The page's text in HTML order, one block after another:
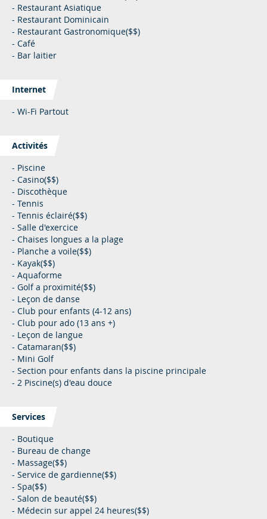
- Restaurant Asiatique
- Restaurant Dominicain
- Restaurant Gastronomique($$)
- Café
- Bar laitier
Internet
- Wi-Fi Partout
Activités
- Piscine
- Casino($$)
- Discothèque
- Tennis
- Tennis éclairé($$)
- Salle d'exercice
- Chaises longues a la plage
- Planche a voile($$)
- Kayak($$)
- Aquaforme
- Golf a proximité($$)
- Leçon de danse
- Club pour enfants (4-12 ans)
- Club pour ado (13 ans +)
- Leçon de langue
- Catamaran($$)
- Mini Golf
- Section pour enfants dans la piscine principale
- 2 Piscine(s) d'eau douce
Services
- Boutique
- Bureau de change
- Massage($$)
- Service de gardienne($$)
- Spa($$)
- Salon de beauté($$)
- Médecin sur appel 24 heures($$)